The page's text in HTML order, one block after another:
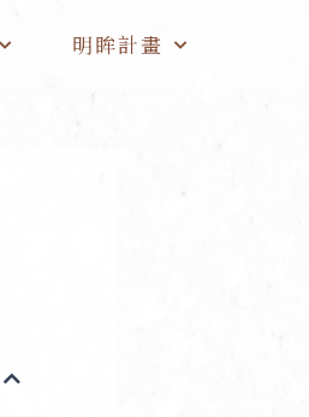
明眸計畫